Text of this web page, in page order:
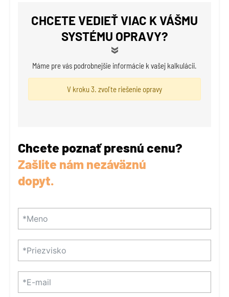
CHCETE VEDIEŤ VIAC K VÁŠMU
SYSTÉMU OPRAVY?
Máme pre vás podrobnejšie informácie k vašej kalkulácii.
V kroku 3. zvoľte riešenie opravy
Chcete poznať presnú cenu?
Zašlite nám nezáväznú
dopyt.